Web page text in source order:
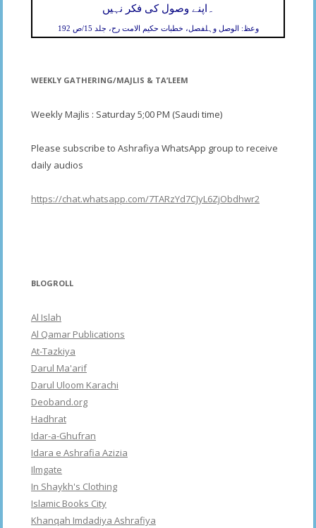
اپنے وصول کی فکر نہیں ۔
وعظ: الوصل وہلفصل، خطبات حکیم الامت رح، جلد 15/ص 192
WEEKLY GATHERING/MAJLIS & TA’LEEM
Weekly Majlis : Saturday 5;00 PM (Saudi time)
Please subscribe to Ashrafiya WhatsApp group to receive
daily audios
https://chat.whatsapp.com/7TARzYd7CJyL6ZjObdhwr2
BLOGROLL
Al Islah
Al Qamar Publications
At-Tazkiya
Darul Ma'arif
Darul Uloom Karachi
Deoband.org
Hadhrat
Idar-a-Ghufran
Idara e Ashrafia Azizia
Ilmgate
In Shaykh's Clothing
Islamic Books City
Khanqah Imdadiya Ashrafiya